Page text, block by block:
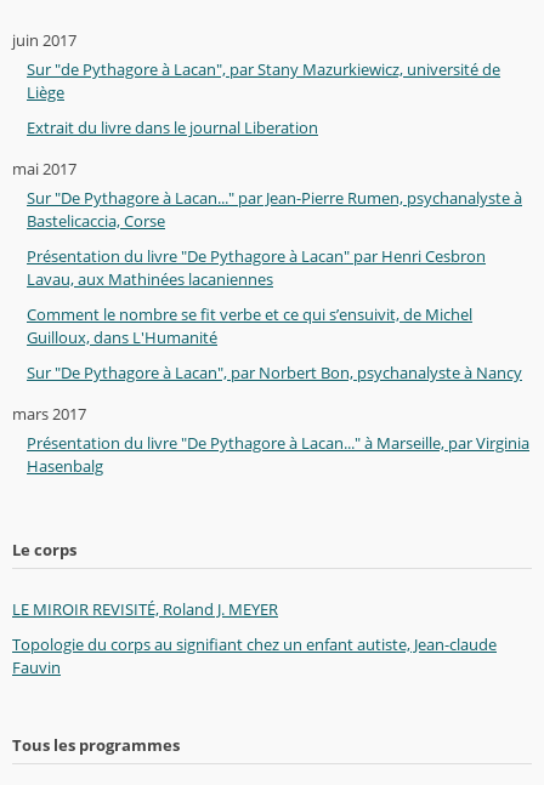
juin 2017
Sur "de Pythagore à Lacan", par Stany Mazurkiewicz, université de
Liège
Extrait du livre dans le journal Liberation
mai 2017
Sur "De Pythagore à Lacan..." par Jean-Pierre Rumen, psychanalyste à
Bastelicaccia, Corse
Présentation du livre "De Pythagore à Lacan" par Henri Cesbron
Lavau, aux Mathinées lacaniennes
Comment le nombre se fit verbe et ce qui s’ensuivit, de Michel
Guilloux, dans L'Humanité
Sur "De Pythagore à Lacan", par Norbert Bon, psychanalyste à Nancy
mars 2017
Présentation du livre "De Pythagore à Lacan..." à Marseille, par Virginia
Hasenbalg
Le corps
LE MIROIR REVISITÉ, Roland J. MEYER
Topologie du corps au signifiant chez un enfant autiste, Jean-claude
Fauvin
Tous les programmes